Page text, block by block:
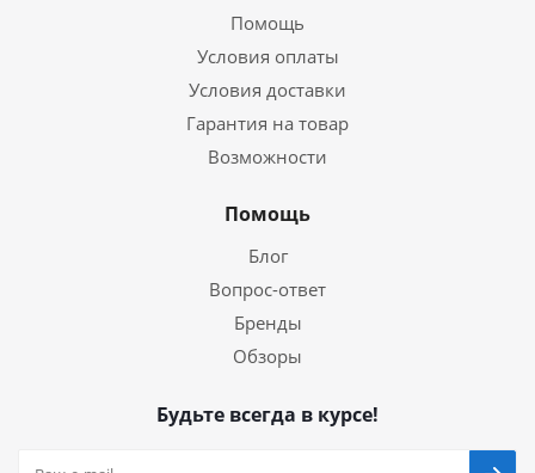
Помощь
Условия оплаты
Условия доставки
Гарантия на товар
Возможности
Помощь
Блог
Вопрос-ответ
Бренды
Обзоры
Будьте всегда в курсе!